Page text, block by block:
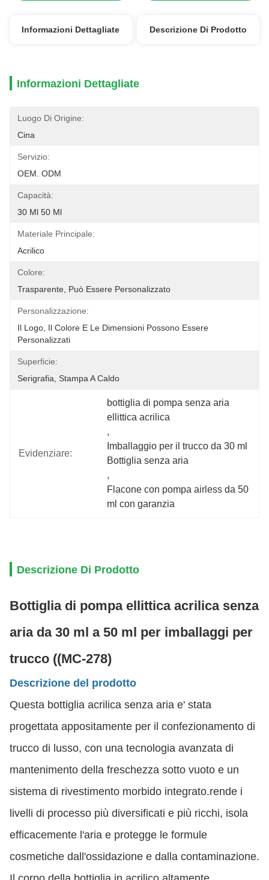
Informazioni Dettagliate Descrizione Di Prodotto
Informazioni Dettagliate
Luogo Di Origine:
Cina
Servizio:
OEM. ODM
Capacità:
30 Ml 50 Ml
Materiale Principale:
Acrilico
Colore:
Trasparente, Può Essere Personalizzato
Personalizzazione:
Il Logo, Il Colore E Le Dimensioni Possono Essere
Personalizzati
Superficie:
Serigrafia, Stampa A Caldo
Evidenziare:
bottiglia di pompa senza aria
ellittica acrilica
,
Imballaggio per il trucco da 30 ml
Bottiglia senza aria
,
Flacone con pompa airless da 50
ml con garanzia
Descrizione Di Prodotto
Bottiglia di pompa ellittica acrilica senza
aria da 30 ml a 50 ml per imballaggi per
trucco ((MC-278)
Descrizione del prodotto
Questa bottiglia acrilica senza aria e' stata
progettata appositamente per il confezionamento di
trucco di lusso, con una tecnologia avanzata di
mantenimento della freschezza sotto vuoto e un
sistema di rivestimento morbido integrato.rende i
livelli di processo più diversificati e più ricchi, isola
efficacemente l'aria e protegge le formule
cosmetiche dall'ossidazione e dalla contaminazione.